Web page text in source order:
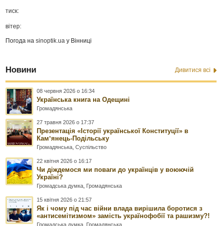
тиск:
вітер:
Погода наsinoptik.ua у Вінниці
Новини Дивитися всі
08 червня 2026 о 16:34
Українська книга на Одещині
Громадянська
27 травня 2026 о 17:37
Презентація «Історії української Конституції» в
Камʼянець-Подільську
Громадянська ,Суспільство
22 квітня 2026 о 16:17
Чи діждемося ми поваги до українців у воюючій
Україні?
Громадська думка Громадянська
15 квітня 2026 о 21:57
Як і чому під час війни влада вирішила боротися з
«антисемітизмом» замість українофобії та рашизму?!
Громадська думка Громадянська